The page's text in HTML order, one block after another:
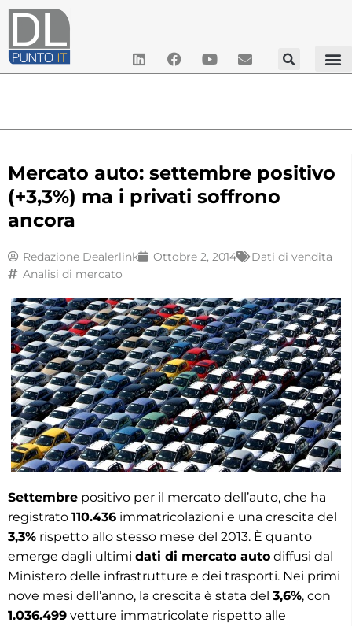
Mercato auto: settembre positivo
(+3,3%) ma i privati soffrono
ancora
Redazione Dealerlink Ottobre 2, 2014
Dati di vendita
Analisi di mercato
Settembre positivo per il mercato dell’auto, che ha
registrato 110.436 immatricolazioni e una crescita del
3,3% rispetto allo stesso mese del 2013. È quanto
emerge dagli ultimi dati di mercato auto diffusi dal
Ministero delle infrastrutture e dei trasporti. Nei primi
nove mesi dell’anno, la crescita è stata del 3,6%, con
1.036.499 vetture immatricolate rispetto alle